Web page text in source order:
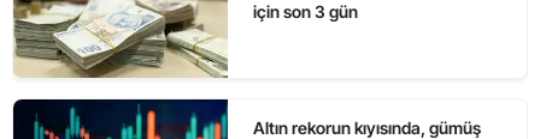
için son 3 gün
Altın rekorun kıyısında, gümüş